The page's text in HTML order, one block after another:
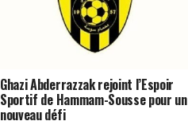
Ghazi Abderrazzak rejoint l’Espoir
Sportif de Hammam-Sousse pour un
nouveau défi